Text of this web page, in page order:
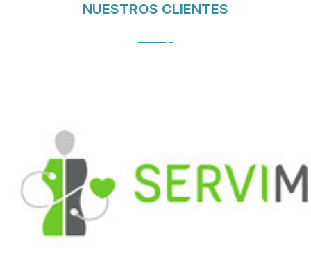
NUESTROS CLIENTES